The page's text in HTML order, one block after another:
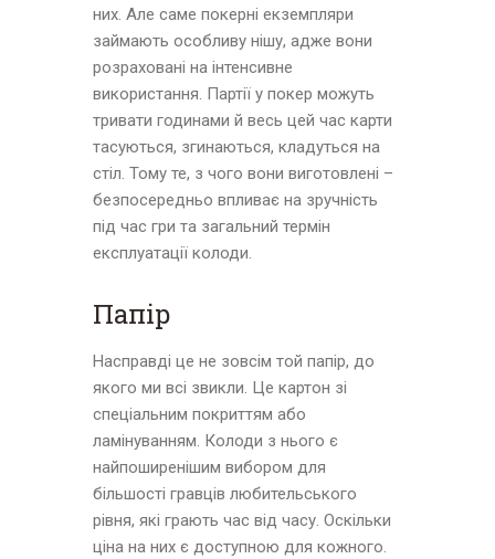
них. Але саме покерні екземпляри
займають особливу нішу, адже вони
розраховані на інтенсивне
використання. Партії у покер можуть
тривати годинами й весь цей час карти
тасуються, згинаються, кладуться на
стіл. Тому те, з чого вони виготовлені –
безпосередньо впливає на зручність
під час гри та загальний термін
експлуатації колоди.
Папір
Насправді це не зовсім той папір, до
якого ми всі звикли. Це картон зі
спеціальним покриттям або
ламінуванням. Колоди з нього є
найпоширенішим вибором для
більшості гравців любительського
рівня, які грають час від часу. Оскільки
ціна на них є доступною для кожного.